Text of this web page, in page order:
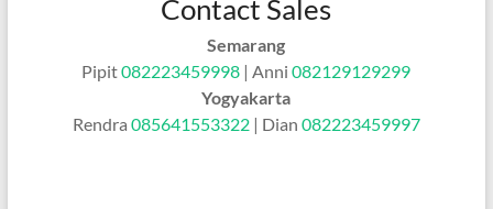
Contact Sales
Semarang
Pipit082223459998 | Anni082129129299
Yogyakarta
Rendra 085641553322| Dian 082223459997